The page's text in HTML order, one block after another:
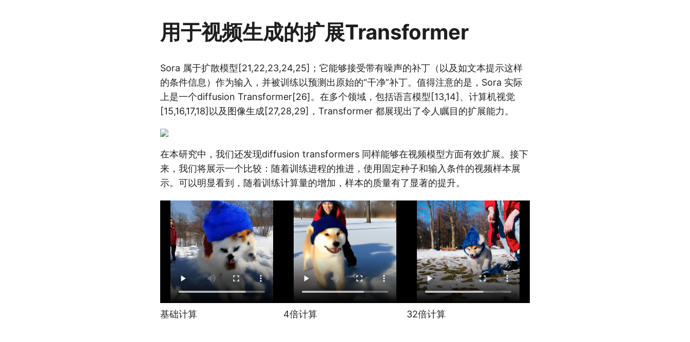
用于视频生成的扩展Transformer
Sora 属于扩散模型[21,22,23,24,25]；它能够接受带有噪声的补丁（以及如文本提示这样
的条件信息）作为输入，并被训练以预测出原始的“干净”补丁。值得注意的是，Sora 实际
上是一个diffusion Transformer[26]。在多个领域，包括语言模型[13,14]、计算机视觉
[15,16,17,18]以及图像生成[27,28,29]，Transformer 都展现出了令人瞩目的扩展能力。
在本研究中，我们还发现diffusion transformers 同样能够在视频模型方面有效扩展。接下
来，我们将展示一个比较：随着训练进程的推进，使用固定种子和输入条件的视频样本展
示。可以明显看到，随着训练计算量的增加，样本的质量有了显著的提升。
基础计算 4倍计算 32倍计算